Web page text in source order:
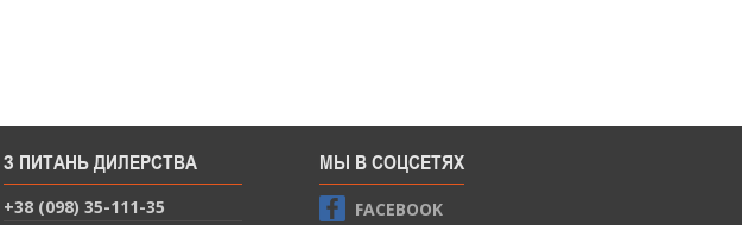
З ПИТАНЬ ДИЛЕРСТВА
+38 (098) 35-111-35
МЫ В СОЦСЕТЯХ
FACEBOOK